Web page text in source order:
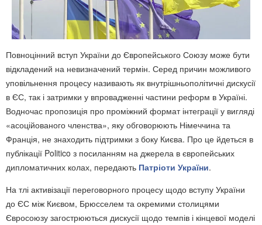
Повноцінний вступ України до Європейського Союзу може бути
відкладений на невизначений термін. Серед причин можливого
уповільнення процесу називають як внутрішньополітичні дискусії
в ЄС, так і затримки у впровадженні частини реформ в Україні.
Водночас пропозиція про проміжний формат інтеграції у вигляді
«асоційованого членства», яку обговорюють Німеччина та
Франція, не знаходить підтримки з боку Києва. Про це йдеться в
публікації Politico з посиланням на джерела в європейських
дипломатичних колах, передають Патріоти України.
На тлі активізації переговорного процесу щодо вступу України
до ЄС між Києвом, Брюсселем та окремими столицями
Євросоюзу загострюються дискусії щодо темпів і кінцевої моделі